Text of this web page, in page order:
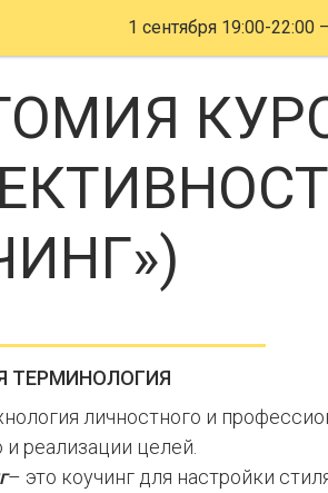
1 сентября 19:00-22:00
ТЕРМИНОЛОГИЯ
личностного и
реализации целей.
– это коучинг для настройки